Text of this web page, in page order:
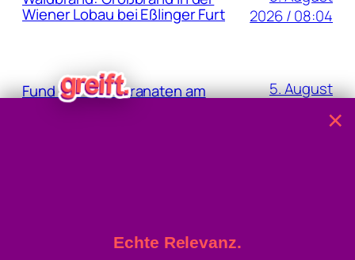
Wiener Lobau bei Eßlinger Furt
2026 / 08:04
Fund von Handgranaten am
Grundstück der Oma
5. August
×
Echte Relevanz.